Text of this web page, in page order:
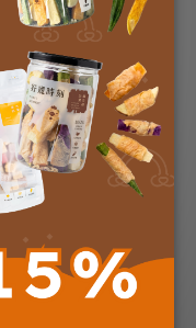
草本驅蟲噴霧150ml